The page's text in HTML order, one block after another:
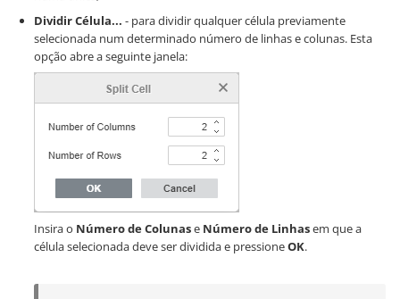
Dividir Célula... - para dividir qualquer célula previamente
selecionada num determinado número de linhas e colunas. Esta
opção abre a seguinte janela:
Insira o Número de Colunase Número de Linhasem que a
célula selecionada deve ser dividida e pressioneOK.